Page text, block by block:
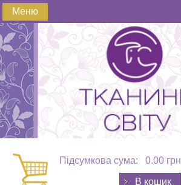
Меню
Підсумкова сума: 0.00 грн
В кошик